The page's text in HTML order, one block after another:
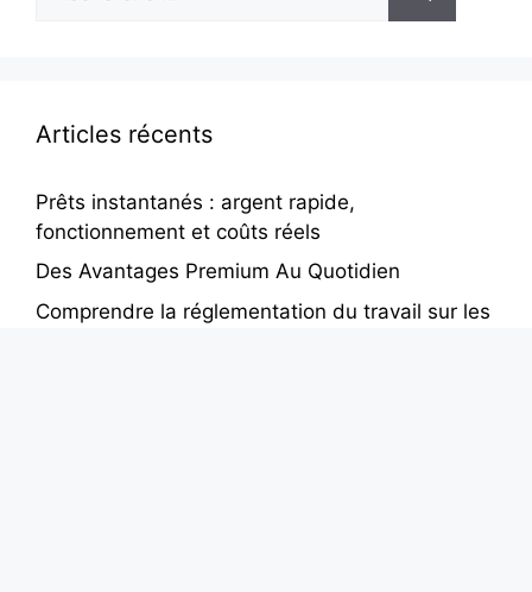
Articles récents
Prêts instantanés : argent rapide,
fonctionnement et coûts réels
Des Avantages Premium Au Quotidien
Comprendre la réglementation du travail sur les